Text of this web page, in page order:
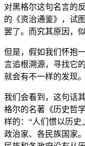
对黑格尔这句名言的
的《资治通鉴》，试
罢了。而究其原因，
但是，假如我们怀抱
言追根溯源，寻找它
就会有不一样的发现。
我们会看到，这句话
格尔的名著《历史哲
样的：“人们惯以历
政治家、各民族国家